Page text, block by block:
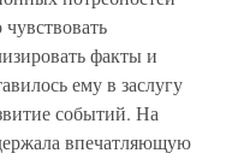
факты и
ему в заслугу
событий. На
впечатляющую